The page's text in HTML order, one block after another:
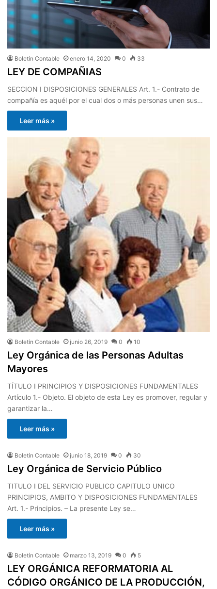
Boletín Contable enero 14, 2020 0 33
LEY DE COMPAÑIAS
SECCION I DISPOSICIONES GENERALES Art. 1.- Contrato de
compañía es aquél por el cual dos o más personas unen sus…
Leer más »
Boletín Contable junio 26, 2019 0 10
Ley Orgánica de las Personas Adultas
Mayores
TÍTULO I PRINCIPIOS Y DISPOSICIONES FUNDAMENTALES
Artículo 1.- Objeto. El objeto de esta Ley es promover, regular y
garantizar la…
Leer más »
Boletín Contable junio 18, 2019 0 30
Ley Orgánica de Servicio Público
TITULO I DEL SERVICIO PUBLICO CAPITULO UNICO
PRINCIPIOS, AMBITO Y DISPOSICIONES FUNDAMENTALES
Art. 1.- Principios. – La presente Ley se…
Leer más »
Boletín Contable marzo 13, 2019 0 5
LEY ORGÁNICA REFORMATORIA AL
CÓDIGO ORGÁNICO DE LA PRODUCCIÓN,